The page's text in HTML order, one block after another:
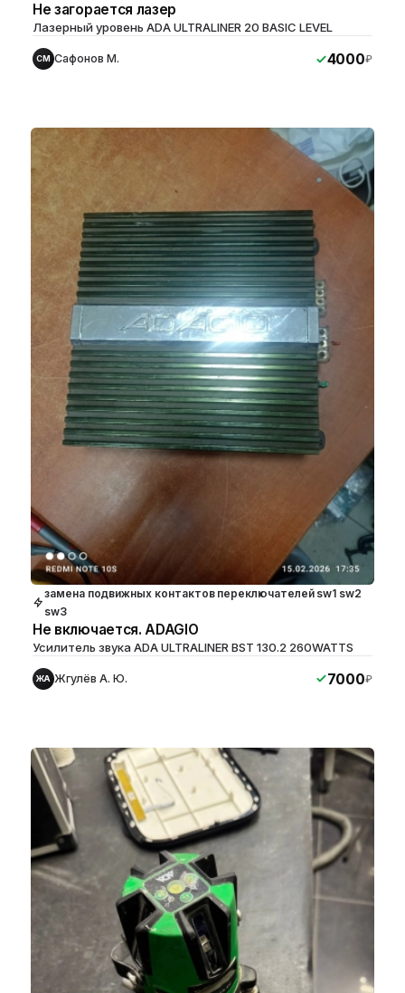
Не загорается лазер
Лазерный уровень ADA ULTRALINER 20 BASIC LEVEL
СМ Сафонов М. 4000₽
замена подвижных контактов переключателей sw1 sw2
sw3
Не включается. ADAGIO
Усилитель звука ADA ULTRALINER BST 130.2 260WATTS
ЖА Жгулёв А. Ю. 7000₽